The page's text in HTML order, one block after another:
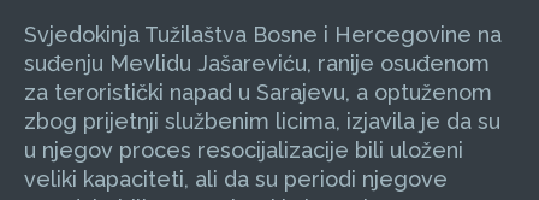
Svjedokinja Tužilaštva Bosne i Hercegovine na
suđenju Mevlidu Jašareviću, ranije osuđenom
za teroristički napad u Sarajevu, a optuženom
zbog prijetnji službenim licima, izjavila je da su
u njegov proces resocijalizacije bili uloženi
veliki kapaciteti, ali da su periodi njegove